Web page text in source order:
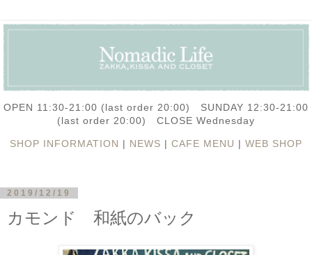
OPEN 11:30-21:00 (last order 20:00) SUNDAY 12:30-21:00
(last order 20:00) CLOSE Wednesday
SHOP INFORMATION | NEWS | CAFE MENU | WEB SHOP
2019/12/19
カモンド 和紙のバック